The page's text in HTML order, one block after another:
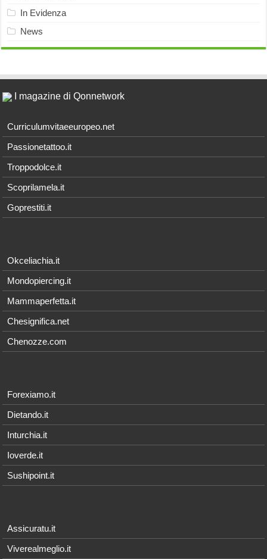
In Evidenza
News
I magazine di Qonnetwork
Curriculumvitaeeuropeo.net
Passionetattoo.it
Troppodolce.it
Scoprilamela.it
Goprestiti.it
Okceliachia.it
Mondopiercing.it
Mammaperfetta.it
Chesignifica.net
Chenozze.com
Forexiamo.it
Dietando.it
Inturchia.it
Ioverde.it
Sushipoint.it
Assicuratu.it
Viverealmeglio.it